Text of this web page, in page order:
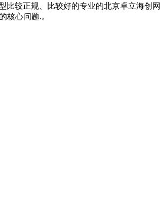
较正规、比较好的专业的北京卓立海创
核心问题.。